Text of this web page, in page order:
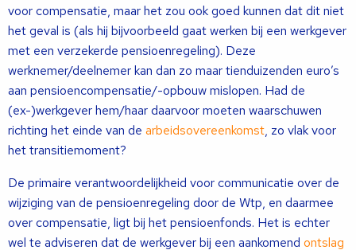
voor compensatie, maar het zou ook goed kunnen dat dit niet
het geval is (als hij bijvoorbeeld gaat werken bij een werkgever
met een verzekerde pensioenregeling). Deze
werknemer/deelnemer kan dan zo maar tienduizenden euro’s
aan pensioencompensatie/-opbouw mislopen. Had de
(ex-)werkgever hem/haar daarvoor moeten waarschuwen
richting het einde van de arbeidsovereenkomst, zo vlak voor
het transitiemoment?
De primaire verantwoordelijkheid voor communicatie over de
wijziging van de pensioenregeling door de Wtp, en daarmee
over compensatie, ligt bij het pensioenfonds. Het is echter
wel te adviseren dat de werkgever bij een aankomend ontslag